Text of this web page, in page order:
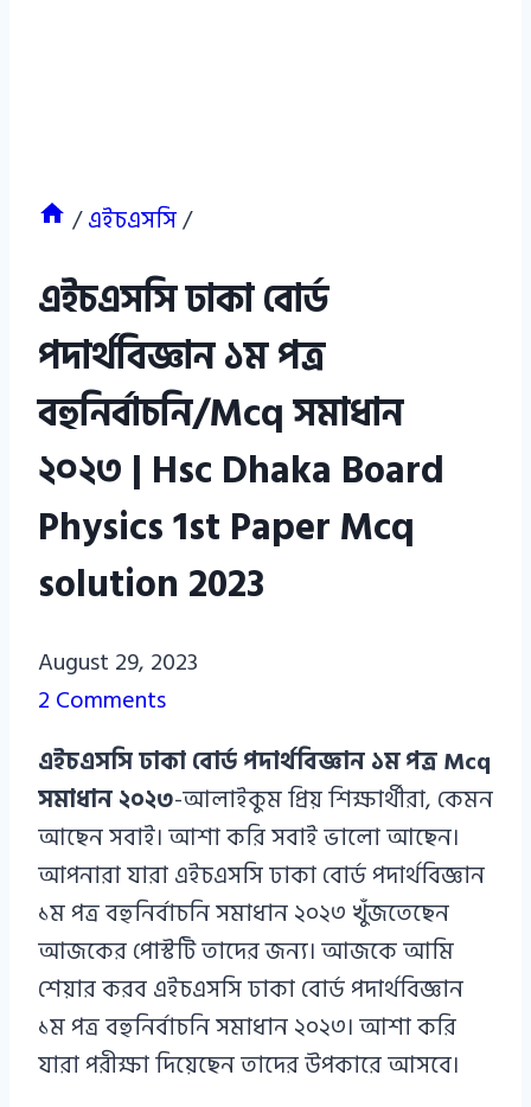
/এইচএসসি/
এইচএসসি ঢাকা বোর্ড
পদার্থবিজ্ঞান ১ম পত্র
বহুনির্বাচনি/Mcq সমাধান
২০২৩ | Hsc Dhaka Board
Physics 1st Paper Mcq
solution 2023
Azizul
Haque
Azizul
Haque
August 29, 2023
2 Comments
এইচএসসি ঢাকা বোর্ড পদার্থবিজ্ঞান ১ম পত্র Mcq
সমাধান ২০২৩-আলাইকুম প্রিয় শিক্ষার্থীরা, কেমন
আছেন সবাই। আশা করি সবাই ভালো আছেন।
আপনারা যারা এইচএসসি ঢাকা বোর্ড পদার্থবিজ্ঞান
১ম পত্র বহুনির্বাচনি সমাধান ২০২৩ খুঁজতেছেন
আজকের পোস্টটি তাদের জন্য। আজকে আমি
শেয়ার করব এইচএসসি ঢাকা বোর্ড পদার্থবিজ্ঞান
১ম পত্র বহুনির্বাচনি সমাধান ২০২৩। আশা করি
যারা পরীক্ষা দিয়েছেন তাদের উপকারে আসবে।